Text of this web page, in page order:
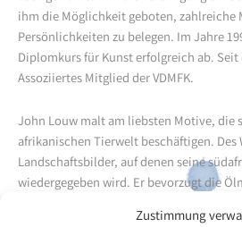
Zustimmung
ihm die Möglichkeit geboten, zahlreiche
Persönlichkeiten zu belegen. Im Jahre
Diplomkurs für Kunst erfolgreich ab. Seit
Assoziiertes Mitglied der VDMFK.
John Louw malt am liebsten Motive, die
afrikanischen Tierwelt beschäftigen. Des
Landschaftsbilder, auf denen seine
wiedergegeben wird. Er bevorzugt die